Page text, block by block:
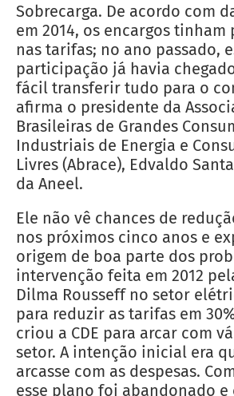
Sobrecarga. De acordo com
em 2014, os encargos tinham
nas tarifas; no ano passado,
participação já havia
fácil transferir tudo para o
afirma o presidente da
Brasileiras de Grandes
Industriais de Energia e
Livres (Abrace), Edvaldo
da Aneel.
Ele não vê chances de
nos próximos cinco anos e
origem de boa parte dos
intervenção feita em 2012
Dilma Rousseff no setor
para reduzir as tarifas em
criou a CDE para arcar com
setor. A intenção inicial era
arcasse com as despesas.
esse plano foi abandonado e